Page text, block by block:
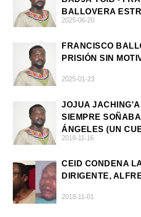
BALLOVERA
2025-06-20
FRANCISCO
PRISIÓN SIN
2025-01-23
JOJUA
SIEMPRE
ÁNGELES (UN
AFRICANO)
2018-11-16
CEID CONDENA
DIRIGENTE,
2018-11-01